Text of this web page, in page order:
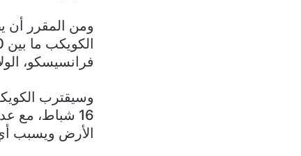
ومن المقرر أن
فرانسيسكو،
16 شباط، مع
الأرض ويسبب